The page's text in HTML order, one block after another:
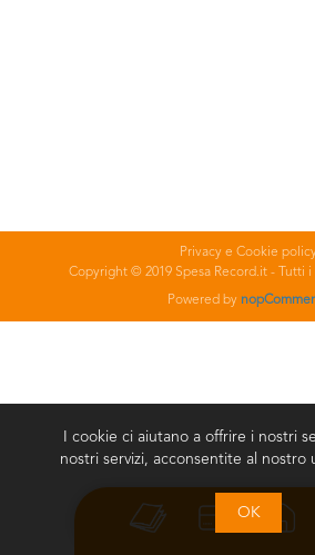
Privacy e Cookie
Copyright © 2019 Spesa Record.it - Tutti
Powered by
I cookie ci aiutano a offrire i nostri
nostri servizi, acconsentite al nostro
OK